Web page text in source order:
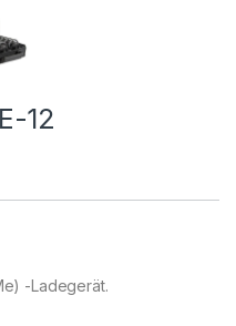
12
-Ladegerät.